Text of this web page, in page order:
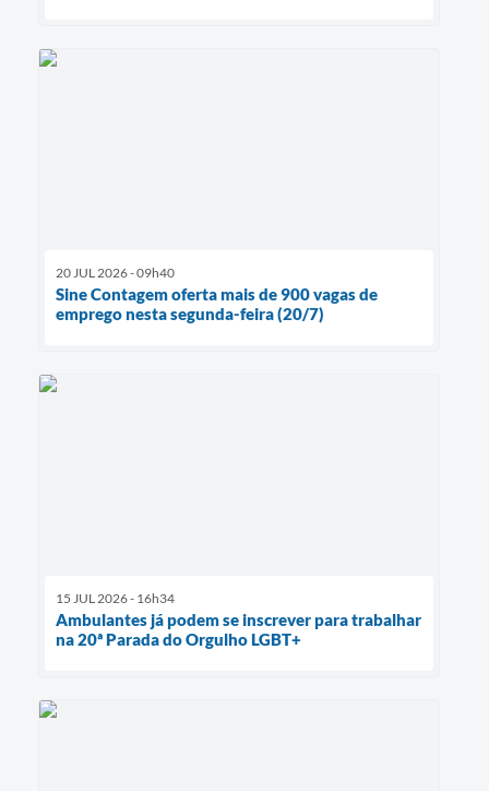
20 JUL 2026 - 09h40
Sine Contagem oferta mais de 900 vagas de
emprego nesta segunda-feira (20/7)
15 JUL 2026 - 16h34
Ambulantes já podem se inscrever para trabalhar
na 20ª Parada do Orgulho LGBT+